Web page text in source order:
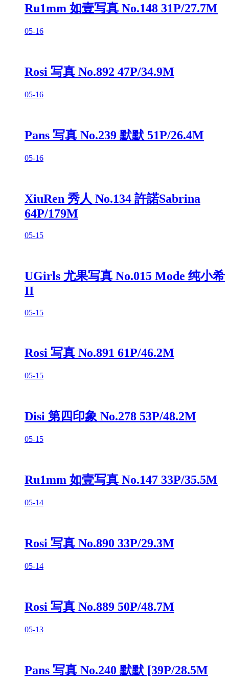
Ru1mm 如壹写真 No.148 31P/27.7M
05-16
Rosi 写真 No.892 47P/34.9M
05-16
Pans 写真 No.239 默默 51P/26.4M
05-16
XiuRen 秀人 No.134 許諾Sabrina
64P/179M
05-15
UGirls 尤果写真 No.015 Mode 纯小希
II
05-15
Rosi 写真 No.891 61P/46.2M
05-15
Disi 第四印象 No.278 53P/48.2M
05-15
Ru1mm 如壹写真 No.147 33P/35.5M
05-14
Rosi 写真 No.890 33P/29.3M
05-14
Rosi 写真 No.889 50P/48.7M
05-13
Pans 写真 No.240 默默 [39P/28.5M